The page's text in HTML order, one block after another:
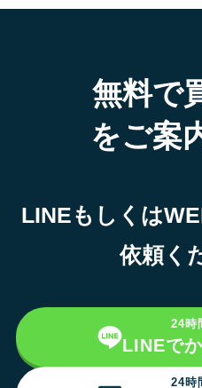
無料で
をご案
LINEもしくは
依頼く
24時
LINEで
24時